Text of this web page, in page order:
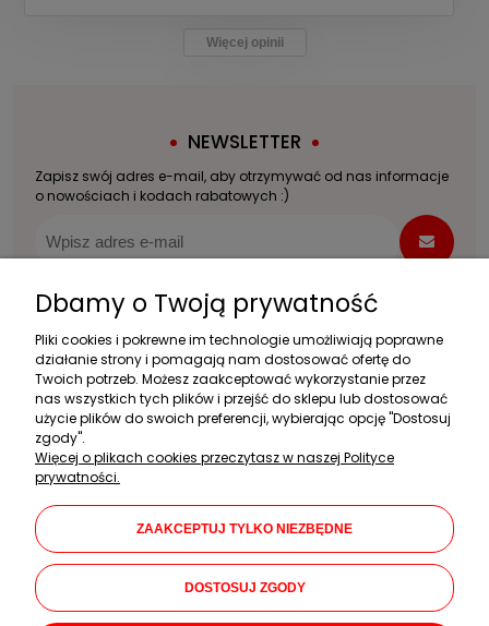
Więcej opinii
NEWSLETTER
Zapisz swój adres e-mail, aby otrzymywać od nas informacje
o nowościach i kodach rabatowych :)
Zakupy
Pomoc
Moje konto
Informacje
Dane firmy
KAMAR Mariusz Kalwarczyk
Chłopickiego 46
05-080 Izabelin C
Dbamy o Twoją prywatność
Pliki cookies i pokrewne im technologie umożliwiają poprawne
działanie strony i pomagają nam dostosować ofertę do
Twoich potrzeb. Możesz zaakceptować wykorzystanie przez
nas wszystkich tych plików i przejść do sklepu lub dostosować
użycie plików do swoich preferencji, wybierając opcję "Dostosuj
zgody".
Więcej o plikach cookies przeczytasz w naszej Polityce
prywatności.
ZAAKCEPTUJ TYLKO NIEZBĘDNE
DOSTOSUJ ZGODY